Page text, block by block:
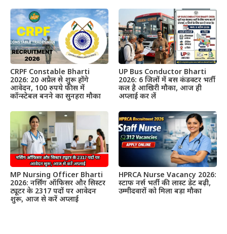
CRPF Constable Bharti
2026: 20 अप्रैल से शुरू होंगे
आवेदन, 100 रुपये फीस में
कॉन्स्टेबल बनने का सुनहरा मौका
UP Bus Conductor Bharti
2026: 6 जिलों में बस कंडक्टर भर्ती
कल है आखिरी मौका, आज ही
अप्लाई कर लें
MP Nursing Officer Bharti
2026: नर्सिंग ऑफिसर और सिस्टर
ट्यूटर के 2317 पदों पर आवेदन
शुरू, आज से करें अप्लाई
HPRCA Nurse Vacancy 2026:
स्टाफ नर्स भर्ती की लास्ट डेट बढ़ी,
उम्मीदवारों को मिला बड़ा मौका